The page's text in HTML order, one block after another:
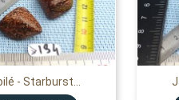
- Starburst...